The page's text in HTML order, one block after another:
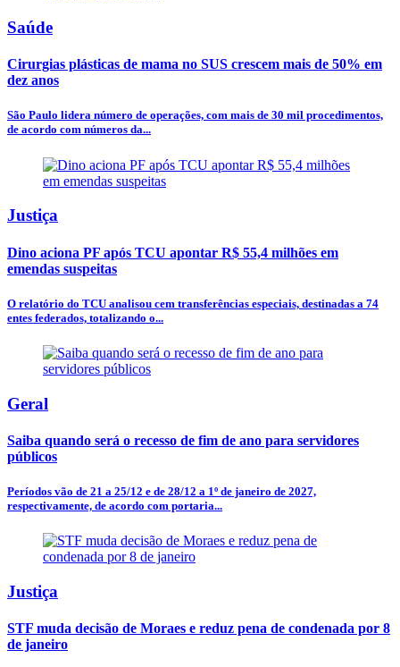
Saúde
Cirurgias plásticas de mama no SUS crescem mais de 50% em
dez anos
São Paulo lidera número de operações, com mais de 30 mil procedimentos,
de acordo com números da...
Justiça
Dino aciona PF após TCU apontar R$ 55,4 milhões em
emendas suspeitas
O relatório do TCU analisou cem transferências especiais, destinadas a 74
entes federados, totalizando o...
Geral
Saiba quando será o recesso de fim de ano para servidores
públicos
Períodos vão de 21 a 25/12 e de 28/12 a 1º de janeiro de 2027,
respectivamente, de acordo com portaria...
Justiça
STF muda decisão de Moraes e reduz pena de condenada por 8
de janeiro